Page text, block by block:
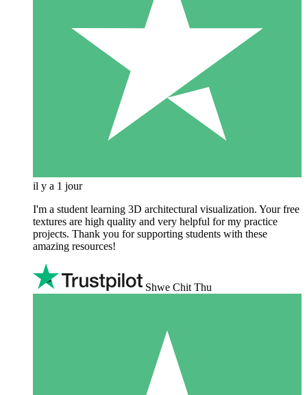
il y a 1 jour
I'm a student learning 3D architectural visualization. Your free
textures are high quality and very helpful for my practice
projects. Thank you for supporting students with these
amazing resources!
Shwe Chit Thu